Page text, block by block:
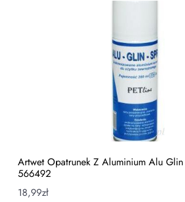
Artwet Opatrunek Z Aluminium Alu
566492
18,99zł